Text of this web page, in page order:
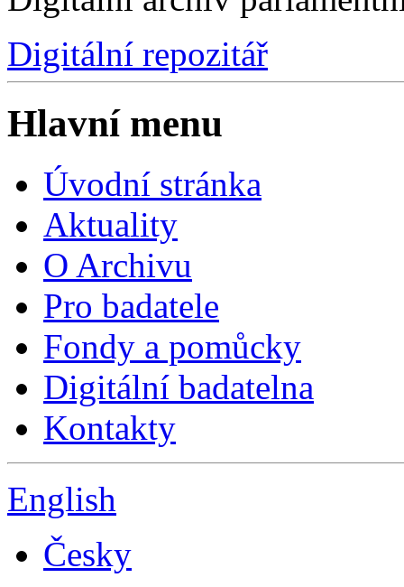
Digitální repozitář
Hlavní menu
Úvodní stránka
Aktuality
O Archivu
Pro badatele
Fondy a pomůcky
Digitální badatelna
Kontakty
English
Česky